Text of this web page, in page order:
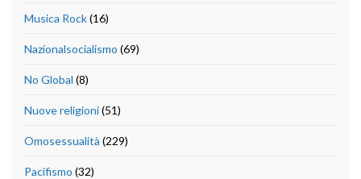
Musica Rock(16)
Nazionalsocialismo (69)
No Global (8)
Nuove religioni(51)
Omosessualità (229)
Pacifismo (32)